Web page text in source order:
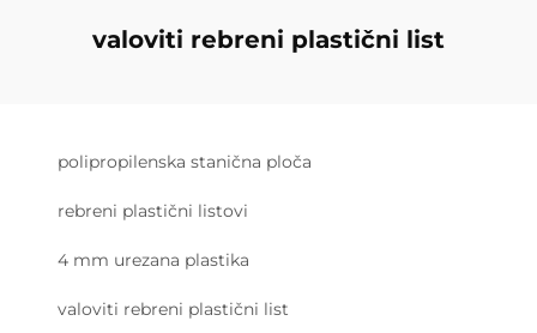
valoviti rebreni plastični list
polipropilenska stanična ploča
rebreni plastični listovi
4 mm urezana plastika
valoviti rebreni plastični list